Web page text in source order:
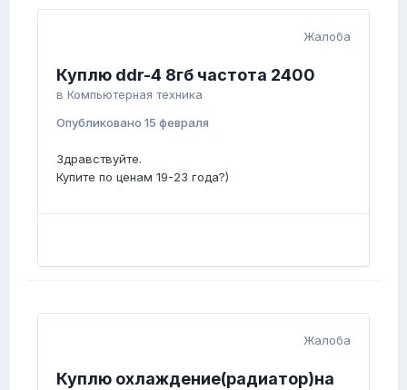
Жалоба
Куплю ddr-4 8гб частота 2400
в Компьютерная техника
Опубликовано 15 февраля
Здравствуйте.
Купите по ценам 19-23 года?)
Жалоба
Куплю охлаждение(радиатор)на